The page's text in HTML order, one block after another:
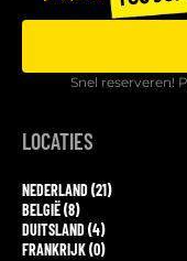
Snel reserveren!
LOCATIES
NEDERLAND (21)
BELGIË (8)
DUITSLAND (4)
FRANKRIJK (0)